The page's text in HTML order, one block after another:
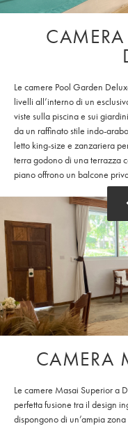
Le camere Pool Garden
livelli all’interno di un
viste sulla piscina e sui
da un raffinato stile indo-
letto king-size e zanzariera
terra godono di una terrazza
piano offrono un balcone
CAMERA
Le camere Masai Superior a
perfetta fusione tra il design
dispongono di un’ampia